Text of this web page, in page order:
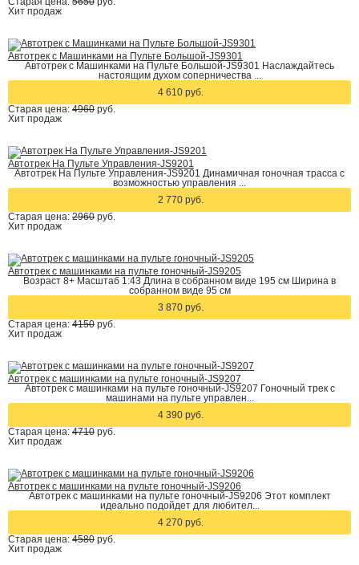
Хит продаж
Автотрек с Машинками на Пульте Большой-JS9301
Автотрек с Машинками на Пульте Большой-JS9301 Наслаждайтесь
настоящим духом соперничества ...
4 610 руб.
Старая цена: 4960 руб.
Хит продаж
Автотрек На Пульте Управления-JS9201
Автотрек На Пульте Управления-JS9201 Динамичная гоночная трасса с
возможностью управления ...
2 770 руб.
Старая цена: 2960 руб.
Хит продаж
Автотрек с машинками на пульте гоночный-JS9205
Возраст 8+ Масштаб 1:43 Длина в собранном виде 195 см Ширина в
собранном виде 95 см
3 870 руб.
Старая цена: 4150 руб.
Хит продаж
Автотрек с машинками на пульте гоночный-JS9207
Автотрек с машинками на пульте гоночный-JS9207 Гоночный трек с
машинами на пульте управлен...
4 390 руб.
Старая цена: 4710 руб.
Хит продаж
Автотрек с машинками на пульте гоночный-JS9206
Автотрек с машинками на пульте гоночный-JS9206 Этот комплект
идеально подойдет для любител...
4 270 руб.
Старая цена: 4580 руб.
Хит продаж